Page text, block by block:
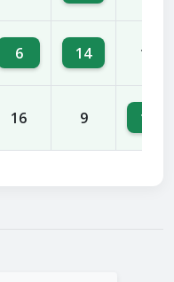
6 14 16
16 9 14